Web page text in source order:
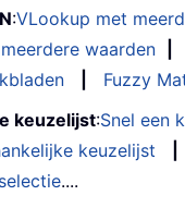
:VLookup met
waarden
Fuzzy
keuzelijst:Snel een
keuzelijst
....